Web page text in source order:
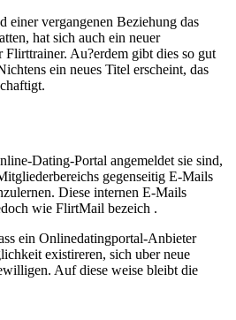
einer vergangenen Beziehung das
hat sich auch ein neuer
Au?erdem gibt dies so gut
ein neues Titel erscheint, das
Dating-Portal angemeldet sie sind,
gegenseitig E-Mails
Diese internen E-Mails
wie FlirtMail bezeich .
ein Onlinedatingportal-Anbieter
existireren, sich uber neue
Auf diese weise bleibt die